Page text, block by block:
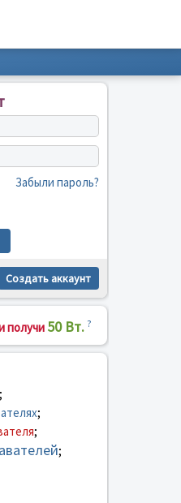
Забыли пароль?
Создать аккаунт
получи 50 Вт. ?
;
;
;